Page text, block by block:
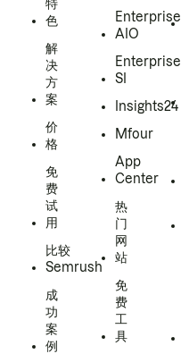
特
色
解
决
方
案
价
格
免
费
试
用
比较
Semrush
成
功
案
例
Enterprise
AIO
Enterprise
SI
Insights24
Mfour
App
Center
热
门
网
站
免
费
工
具